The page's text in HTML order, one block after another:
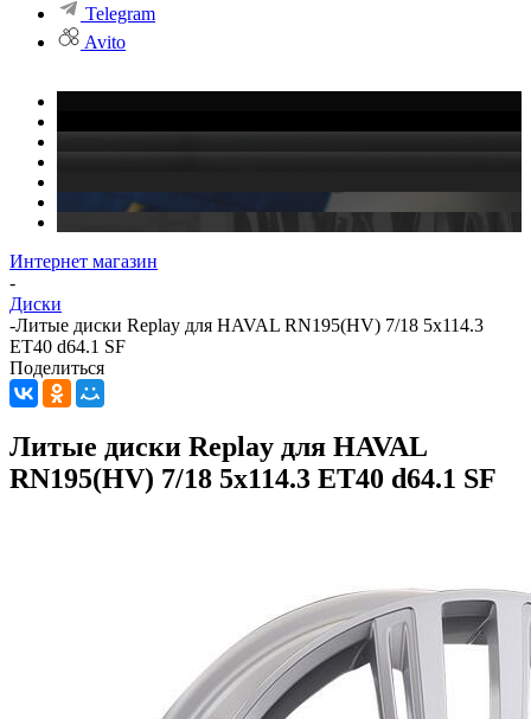
Telegram
Avito
Интернет магазин
-
Диски
-Литые диски Replay для HAVAL RN195(HV) 7/18 5x114.3
ET40 d64.1 SF
Поделиться
Литые диски Replay для HAVAL
RN195(HV) 7/18 5x114.3 ET40 d64.1 SF